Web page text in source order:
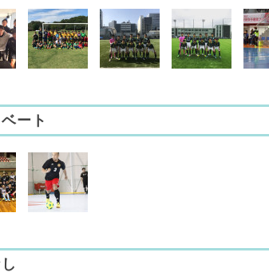
ート